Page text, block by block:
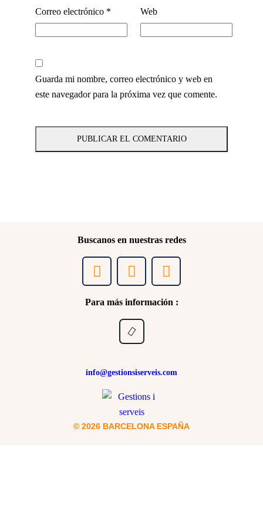
Correo electrónico * Web
Guarda mi nombre, correo electrónico y web en
este navegador para la próxima vez que comente.
Buscanos en nuestras redes
Para más información :
info@gestionsiserveis.com
© 2026 BARCELONA ESPAÑA